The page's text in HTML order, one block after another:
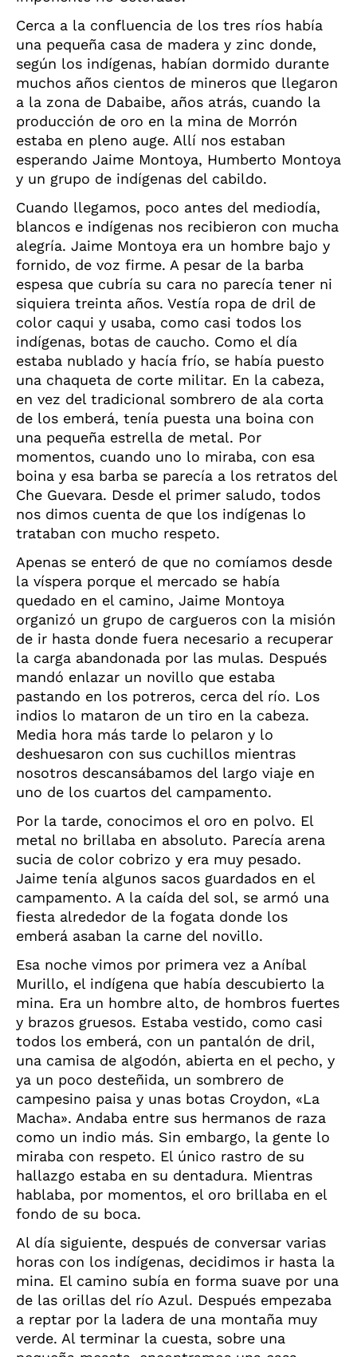
Cerca a la confluencia de los tres ríos había
una pequeña casa de madera y zinc donde,
según los indígenas, habían dormido durante
muchos años cientos de mineros que llegaron
a la zona de Dabaibe, años atrás, cuando la
producción de oro en la mina de Morrón
estaba en pleno auge. Allí nos estaban
esperando Jaime Montoya, Humberto Montoya
y un grupo de indígenas del cabildo.
Cuando llegamos, poco antes del mediodía,
blancos e indígenas nos recibieron con mucha
alegría. Jaime Montoya era un hombre bajo y
fornido, de voz firme. A pesar de la barba
espesa que cubría su cara no parecía tener ni
siquiera treinta años. Vestía ropa de dril de
color caqui y usaba, como casi todos los
indígenas, botas de caucho. Como el día
estaba nublado y hacía frío, se había puesto
una chaqueta de corte militar. En la cabeza,
en vez del tradicional sombrero de ala corta
de los emberá, tenía puesta una boina con
una pequeña estrella de metal. Por
momentos, cuando uno lo miraba, con esa
boina y esa barba se parecía a los retratos del
Che Guevara. Desde el primer saludo, todos
nos dimos cuenta de que los indígenas lo
trataban con mucho respeto.
Apenas se enteró de que no comíamos desde
la víspera porque el mercado se había
quedado en el camino, Jaime Montoya
organizó un grupo de cargueros con la misión
de ir hasta donde fuera necesario a recuperar
la carga abandonada por las mulas. Después
mandó enlazar un novillo que estaba
pastando en los potreros, cerca del río. Los
indios lo mataron de un tiro en la cabeza.
Media hora más tarde lo pelaron y lo
deshuesaron con sus cuchillos mientras
nosotros descansábamos del largo viaje en
uno de los cuartos del campamento.
Por la tarde, conocimos el oro en polvo. El
metal no brillaba en absoluto. Parecía arena
sucia de color cobrizo y era muy pesado.
Jaime tenía algunos sacos guardados en el
campamento. A la caída del sol, se armó una
fiesta alrededor de la fogata donde los
emberá asaban la carne del novillo.
Esa noche vimos por primera vez a Aníbal
Murillo, el indígena que había descubierto la
mina. Era un hombre alto, de hombros fuertes
y brazos gruesos. Estaba vestido, como casi
todos los emberá, con un pantalón de dril,
una camisa de algodón, abierta en el pecho, y
ya un poco desteñida, un sombrero de
campesino paisa y unas botas Croydon, «La
Macha». Andaba entre sus hermanos de raza
como un indio más. Sin embargo, la gente lo
miraba con respeto. El único rastro de su
hallazgo estaba en su dentadura. Mientras
hablaba, por momentos, el oro brillaba en el
fondo de su boca.
Al día siguiente, después de conversar varias
horas con los indígenas, decidimos ir hasta la
mina. El camino subía en forma suave por una
de las orillas del río Azul. Después empezaba
a reptar por la ladera de una montaña muy
verde. Al terminar la cuesta, sobre una